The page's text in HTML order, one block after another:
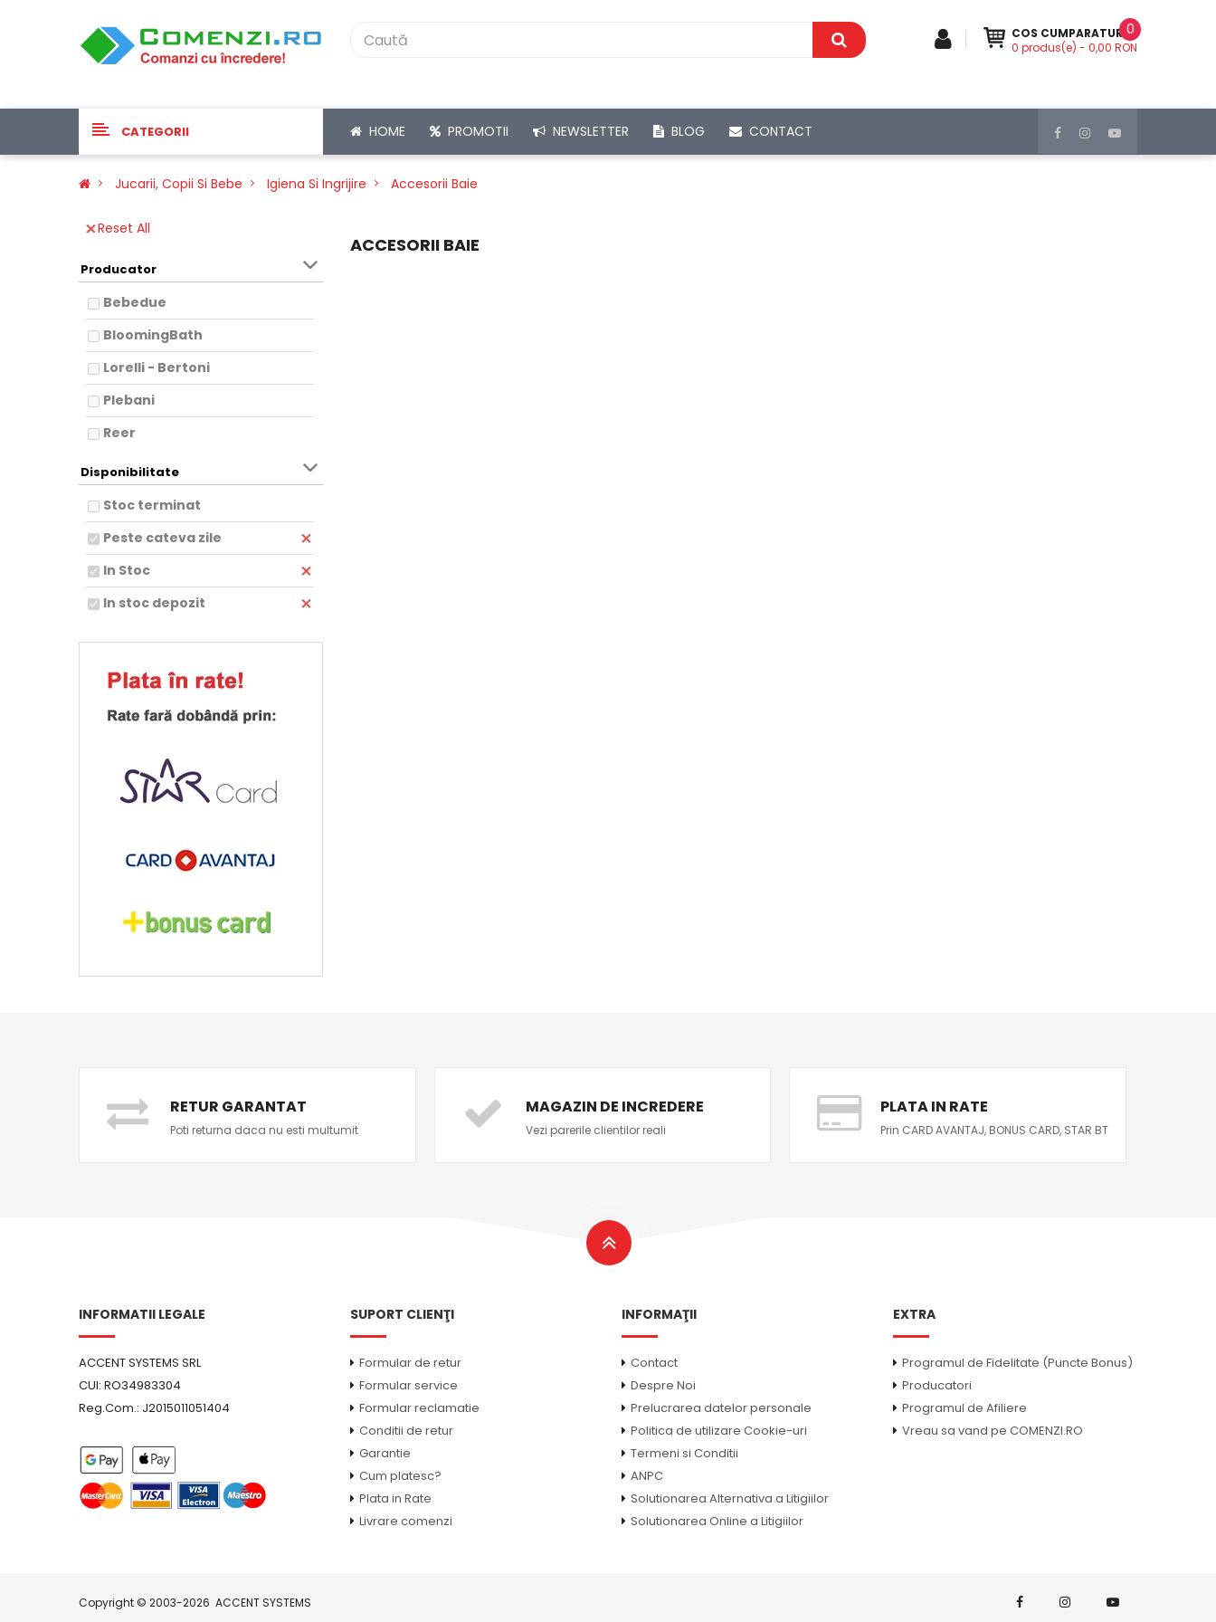
COS CUMPARATURI
0 produs(e) - 0,00 RON
0
CATEGORII HOME PROMOTII NEWSLETTER BLOG CONTACT
Jucarii, Copii Si Bebe Igiena Si Ingrijire Accesorii Baie
Reset All
Producator
Bebedue
BloomingBath
Lorelli - Bertoni
Plebani
Reer
AVX
Disponibilitate
Stoc terminat
Peste cateva zile
In Stoc
In stoc depozit
ACCESORII BAIE
RETUR GARANTAT
Poti returna daca nu esti multumit
MAGAZIN DE INCREDERE
Vezi parerile clientilor reali
PLATA IN RATE
Prin CARD AVANTAJ, BONUS CARD, STAR BT
INFORMATII LEGALE
ACCENT SYSTEMS SRL
CUI: RO34983304
Reg.Com.: J2015011051404
SUPORT CLIENŢI
Formular de retur
Formular service
Formular reclamatie
Conditii de retur
Garantie
Cum platesc?
Plata in Rate
Livrare comenzi
INFORMAŢII
Contact
Despre Noi
Prelucrarea datelor personale
Politica de utilizare Cookie-uri
Termeni si Conditii
ANPC
Solutionarea Alternativa a Litigiilor
Solutionarea Online a Litigiilor
EXTRA
Programul de Fidelitate (Puncte Bonus)
Producatori
Programul de Afiliere
Vreau sa vand pe COMENZI.RO
Copyright © 2003-2026 ACCENT SYSTEMS